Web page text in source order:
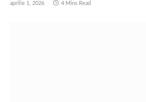
aprilie 1, 2026 4 Mins Read